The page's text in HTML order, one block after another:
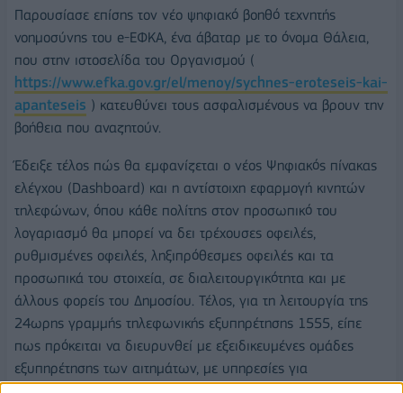
Παρουσίασε επίσης τον νέο ψηφιακό βοηθό τεχνητής
νοημοσύνης του e-ΕΦΚΑ, ένα άβαταρ με το όνομα Θάλεια,
που στην ιστοσελίδα του Οργανισμού (
https://www.efka.gov.gr/el/menoy/sychnes-eroteseis-kai-
apanteseis ) κατευθύνει τους ασφαλισμένους να βρουν την
βοήθεια που αναζητούν.
Έδειξε τέλος πώς θα εμφανίζεται ο νέος Ψηφιακός πίνακας
ελέγχου (Dashboard) και η αντίστοιχη εφαρμογή κινητών
τηλεφώνων, όπου κάθε πολίτης στον προσωπικό του
λογαριασμό θα μπορεί να δει τρέχουσες οφειλές,
ρυθμισμένες οφειλές, ληξιπρόθεσμες οφειλές και τα
προσωπικά του στοιχεία, σε διαλειτουργικότητα και με
άλλους φορείς του Δημοσίου. Τέλος, για τη λειτουργία της
24ωρης γραμμής τηλεφωνικής εξυπηρέτησης 1555, είπε
πως πρόκειται να διευρυνθεί με εξειδικευμένες ομάδες
εξυπηρέτησης των αιτημάτων, με υπηρεσίες για